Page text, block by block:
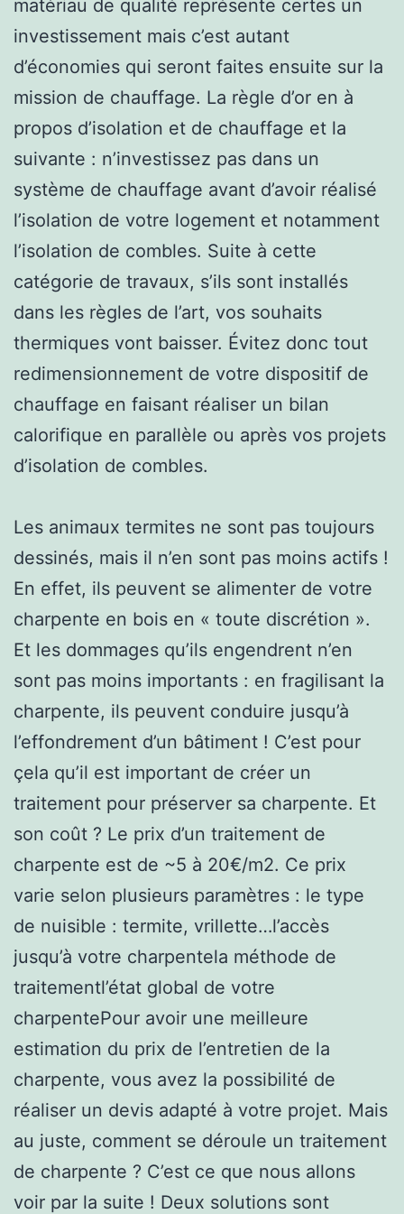
matériau de qualité représente certes un
investissement mais c’est autant
d’économies qui seront faites ensuite sur la
mission de chauffage. La règle d’or en à
propos d’isolation et de chauffage et la
suivante : n’investissez pas dans un
système de chauffage avant d’avoir réalisé
l’isolation de votre logement et notamment
l’isolation de combles. Suite à cette
catégorie de travaux, s’ils sont installés
dans les règles de l’art, vos souhaits
thermiques vont baisser. Évitez donc tout
redimensionnement de votre dispositif de
chauffage en faisant réaliser un bilan
calorifique en parallèle ou après vos projets
d’isolation de combles.
Les animaux termites ne sont pas toujours
dessinés, mais il n’en sont pas moins actifs !
En effet, ils peuvent se alimenter de votre
charpente en bois en « toute discrétion ».
Et les dommages qu’ils engendrent n’en
sont pas moins importants : en fragilisant la
charpente, ils peuvent conduire jusqu’à
l’effondrement d’un bâtiment ! C’est pour
çela qu’il est important de créer un
traitement pour préserver sa charpente. Et
son coût ? Le prix d’un traitement de
charpente est de ~5 à 20€/m2. Ce prix
varie selon plusieurs paramètres : le type
de nuisible : termite, vrillette…l’accès
jusqu’à votre charpentela méthode de
traitementl’état global de votre
charpentePour avoir une meilleure
estimation du prix de l’entretien de la
charpente, vous avez la possibilité de
réaliser un devis adapté à votre projet. Mais
au juste, comment se déroule un traitement
de charpente ? C’est ce que nous allons
voir par la suite ! Deux solutions sont